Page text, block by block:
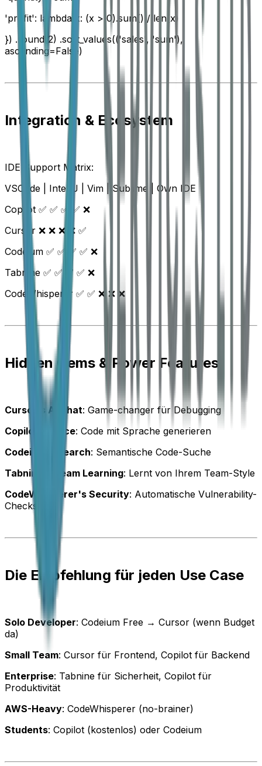
'profit': lambda x: (x > 0).sum() / len(x)
}) .round(2) .sort_values(('sales', 'sum'),
ascending=False)
Integration & Ecosystem
IDE Support Matrix:
VSCode | IntelliJ | Vim | Sublime | Own IDE
Copilot ✅ ✅ ✅ ✅ ❌
Cursor ❌ ❌ ❌ ❌ ✅
Codeium ✅ ✅ ✅ ✅ ❌
Tabnine ✅ ✅ ✅ ✅ ❌
CodeWhisperer ✅ ✅ ❌ ❌ ❌
Hidden Gems & Power Features
Cursor's AI Chat: Game-changer für Debugging
Copilot's Voice: Code mit Sprache generieren
Codeium's Search: Semantische Code-Suche
Tabnine's Team Learning: Lernt von Ihrem Team-Style
CodeWhisperer's Security: Automatische Vulnerability-
Checks
Die Empfehlung für jeden Use Case
Solo Developer: Codeium Free → Cursor (wenn Budget
da)
Small Team: Cursor für Frontend, Copilot für Backend
Enterprise: Tabnine für Sicherheit, Copilot für
Produktivität
AWS-Heavy: CodeWhisperer (no-brainer)
Students: Copilot (kostenlos) oder Codeium